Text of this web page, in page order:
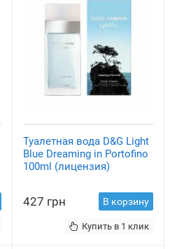
Туалетная вода D&G Light
Blue Dreaming in Portofino
100ml (лицензия)
427 грн В корзину
Купить в 1 клик